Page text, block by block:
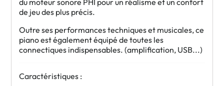
du moteur sonore PHI pour un réalisme et un confort
de jeu des plus précis.
Outre ses performances techniques et musicales, ce
piano est également équipé de toutes les
connectiques indispensables. (amplification, USB...)
Caractéristiques :